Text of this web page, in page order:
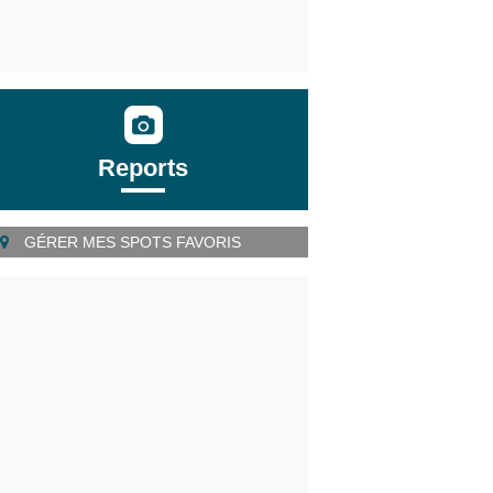
Reports
GÉRER MES SPOTS FAVORIS